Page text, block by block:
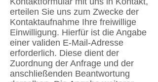
erteilen Sie uns zum Zwecke der
Kontaktaufnahme Ihre freiwillige
Einwilligung. Hierfür ist die Angabe
einer validen E-Mail-Adresse
erforderlich. Diese dient der
Zuordnung der Anfrage und der
anschließenden Beantwortung